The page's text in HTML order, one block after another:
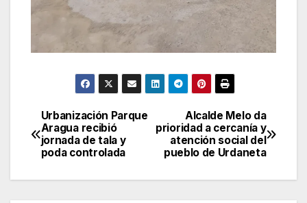
Navegación
de
entradas
Alcalde Melo da
prioridad a cercanía y
atención social del
pueblo de Urdaneta
Urbanización Parque
Aragua recibió
jornada de tala y
poda controlada